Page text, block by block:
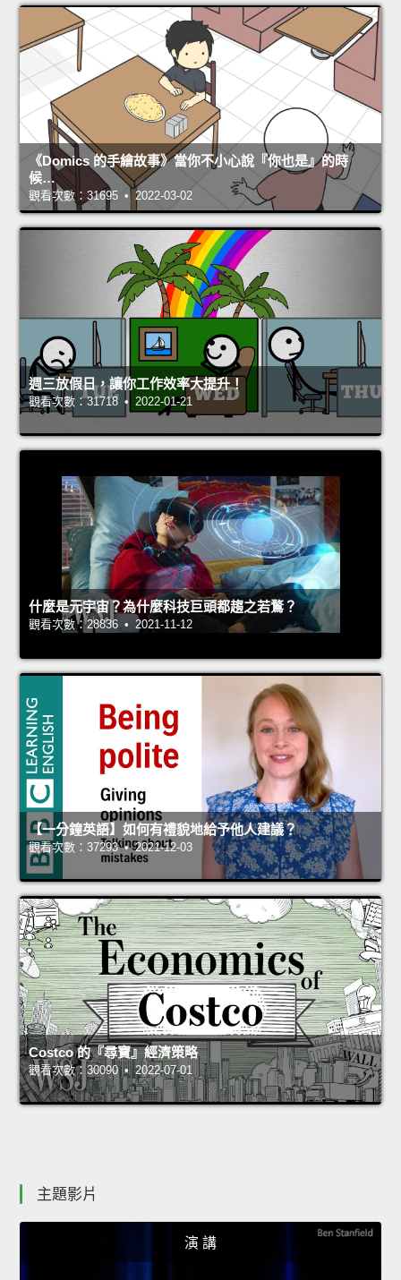
《Domics 的手繪故事》當你不小心說『你也是』的時
候…
觀看次數：31695 • 2022-03-02
週三放假日，讓你工作效率大提升！
觀看次數：31718 • 2022-01-21
什麼是元宇宙？為什麼科技巨頭都趨之若鶩？
觀看次數：28836 • 2021-11-12
【一分鐘英語】如何有禮貌地給予他人建議？
觀看次數：37293 • 2021-12-03
Costco 的『尋寶』經濟策略
觀看次數：30090 • 2022-07-01
主題影片
演 講